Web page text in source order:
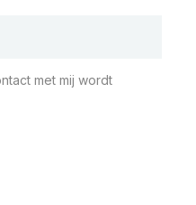
met mij wordt